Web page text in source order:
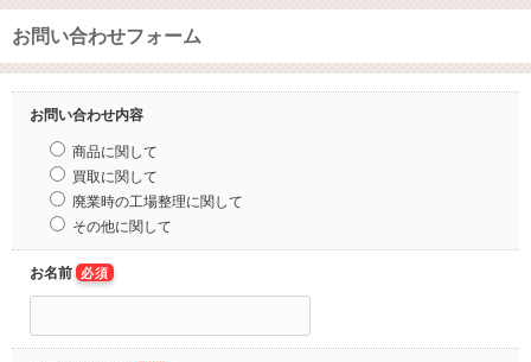
お問い合わせフォーム
お問い合わせ内容
商品に関して
買取に関して
廃業時の工場整理に関して
その他に関して
お名前 必須